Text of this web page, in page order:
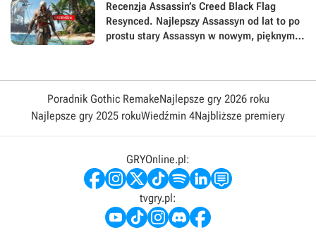
Recenzja Assassin’s Creed Black Flag
Resynced. Najlepszy Assassyn od lat to po
prostu stary Assassyn w nowym, pięknym
Poradnik Gothic RemakeNajlepsze gry 2026 roku
Najlepsze gry 2025 rokuWiedźmin 4Najbliższe premiery
GRYOnline.pl:
tvgry.pl: